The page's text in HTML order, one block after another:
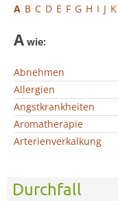
A B C D E F G H I J K
A wie:
Abnehmen
Allergien
Angstkrankheiten
Aromatherapie
Arterienverkalkung
Durchfall